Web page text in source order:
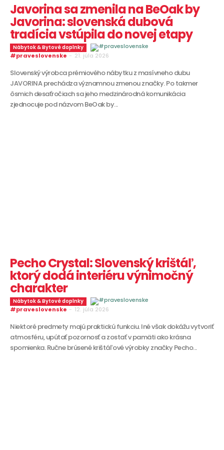
Javorina sa zmenila na BeOak by
Javorina: slovenská dubová
tradícia vstúpila do novej etapy
Nábytok & Bytové doplnky
#praveslovenske - 21. júla 2026
Slovenský výrobca prémiového nábytku z masívneho dubu
JAVORINA prechádza významnou zmenou značky. Po takmer
ôsmich desaťročiach sa jeho medzinárodná komunikácia
zjednocuje pod názvom BeOak by...
Pecho Crystal: Slovenský krištáľ,
ktorý dodá interiéru výnimočný
charakter
Nábytok & Bytové doplnky
#praveslovenske - 12. júla 2026
Niektoré predmety majú praktickú funkciu. Iné však dokážu vytvoriť
atmosféru, upútať pozornosť a zostať v pamäti ako krásna
spomienka. Ručne brúsené krištáľové výrobky značky Pecho...